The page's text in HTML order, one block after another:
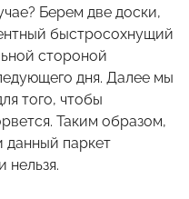
Берем две доски,
быстросохнущий
стороной
дня. Далее мы
того, чтобы
Таким образом,
паркет
нельзя.